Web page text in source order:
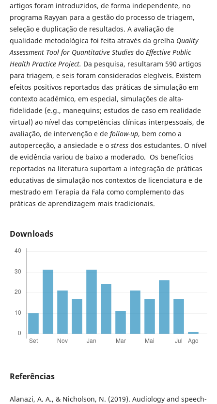
artigos foram introduzidos, de forma independente, no
programa Rayyan para a gestão do processo de triagem,
seleção e duplicação de resultados. A avaliação de
qualidade metodológica foi feita através da grelha Quality
Assessment Tool for Quantitative Studies do Effective Public
Health Practice Project. Da pesquisa, resultaram 590 artigos
para triagem, e seis foram considerados elegíveis. Existem
efeitos positivos reportados das práticas de simulação em
contexto académico, em especial, simulações de alta-
fidelidade (e.g., manequins; estudos de caso em realidade
virtual) ao nível das competências clínicas interpessoais, de
avaliação, de intervenção e de follow-up, bem como a
autoperceção, a ansiedade e o stressdos estudantes. O nível
de evidência variou de baixo a moderado. Os benefícios
reportados na literatura suportam a integração de práticas
educativas de simulação nos contextos de licenciatura e de
mestrado em Terapia da Fala como complemento das
práticas de aprendizagem mais tradicionais.
Downloads
Referências
Alanazi, A. A., & Nicholson, N. (2019). Audiology and speech-